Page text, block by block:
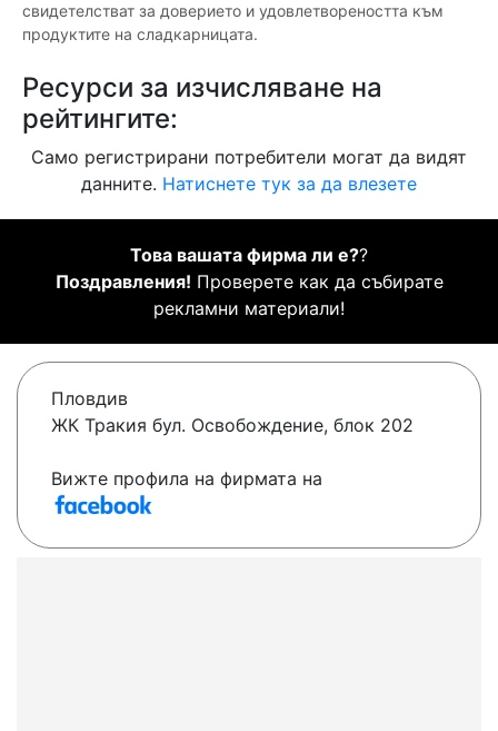
свидетелстват за доверието и удовлетвореността към
продуктите на сладкарницата.
Ресурси за изчисляване на
рейтингите:
Само регистрирани потребители могат да видят
данните. Натиснете тук за да влезете
Това вашата фирма ли е??
Поздравления! Проверете как да събирате
рекламни материали!
Пловдив
ЖК Тракия бул. Освобождение, блок 202
Вижте профила на фирмата на